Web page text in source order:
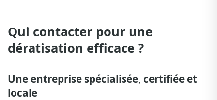
Qui contacter pour une
dératisation efficace ?
Une entreprise spécialisée, certifiée et
locale